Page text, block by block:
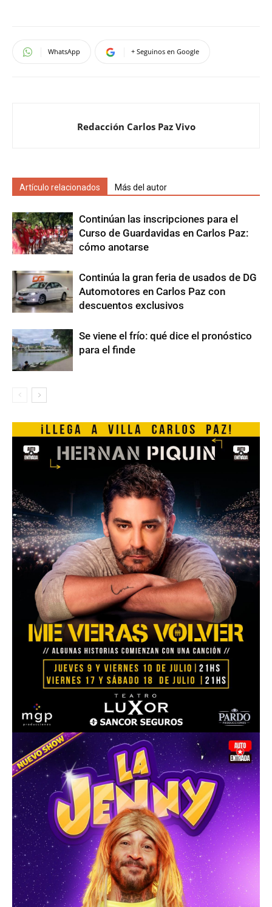
WhatsApp + Seguinos en Google
Redacción Carlos Paz Vivo
Artículo relacionados Más del autor
Continúan las inscripciones para el
Curso de Guardavidas en Carlos Paz:
cómo anotarse
Continúa la gran feria de usados de DG
Automotores en Carlos Paz con
descuentos exclusivos
Se viene el frío: qué dice el pronóstico
para el finde